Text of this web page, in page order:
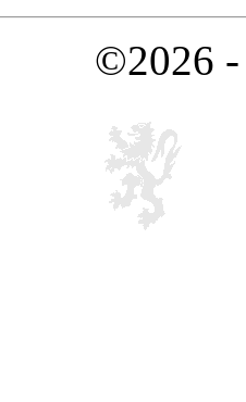
©2026 -